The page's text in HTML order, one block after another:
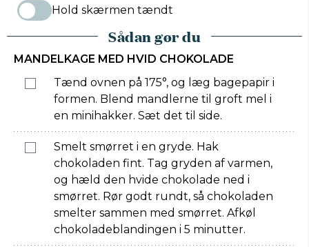
Hold skærmen tændt
Sådan gør du
MANDELKAGE MED HVID CHOKOLADE
Tænd ovnen på 175°, og læg bagepapir i
formen. Blend mandlerne til groft mel i
en minihakker. Sæt det til side.
Smelt smørret i en gryde. Hak
chokoladen fint. Tag gryden af varmen,
og hæld den hvide chokolade ned i
smørret. Rør godt rundt, så chokoladen
smelter sammen med smørret. Afkøl
chokoladeblandingen i 5 minutter.